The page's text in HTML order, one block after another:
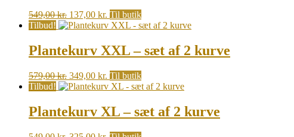
549,00kr. Original
price
549,00 kr..
137,00 kr. Current
price
137,00 kr..
Til butik
Tilbud!
Plantekurv XXL – sæt af 2 kurve
579,00kr. Original
price
579,00 kr..
349,00 kr. Current
price
349,00 kr..
Til butik
Tilbud!
Plantekurv XL – sæt af 2 kurve